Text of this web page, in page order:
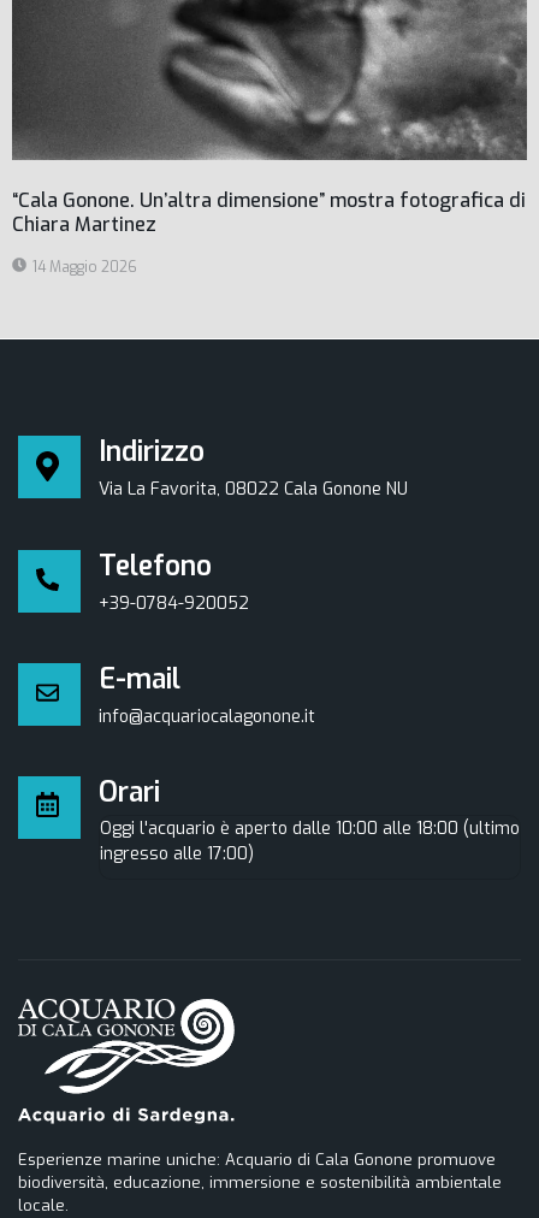
“Cala Gonone. Un’altra dimensione” mostra fotografica di
Chiara Martinez
14 Maggio 2026
Indirizzo
Via La Favorita, 08022 Cala Gonone NU
Telefono
+39-0784-920052
E-mail
info@acquariocalagonone.it
Orari
Oggi l'acquario è aperto dalle 10:00 alle 18:00 (ultimo
ingresso alle 17:00)
Esperienze marine uniche: Acquario di Cala Gonone promuove
biodiversità, educazione, immersione e sostenibilità ambientale
locale.